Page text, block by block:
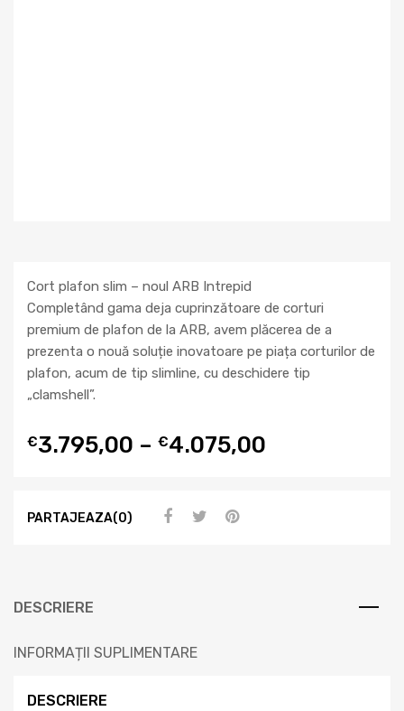
Cort plafon slim – noul ARB Intrepid
Completând gama deja cuprinzătoare de corturi
premium de plafon de la ARB, avem plăcerea de a
prezenta o nouă soluție inovatoare pe piața corturilor de
plafon, acum de tip slimline, cu deschidere tip
„clamshell”.
€3.795,00 – €4.075,00
PARTAJEAZA(0)
DESCRIERE
INFORMAȚII SUPLIMENTARE
DESCRIERE